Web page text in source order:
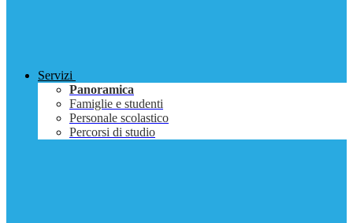
Servizi
Panoramica
Famiglie e studenti
Personale scolastico
Percorsi di studio